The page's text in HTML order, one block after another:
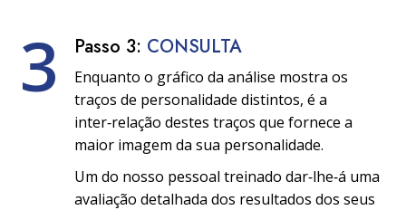
3 Passo 3: CONSULTA
Enquanto o gráfico da análise mostra os
traços de personalidade distintos, é a
inter‑relação destes traços que fornece a
maior imagem da sua personalidade.
Um do nosso pessoal treinado dar‑lhe‑á uma
avaliação detalhada dos resultados dos seus